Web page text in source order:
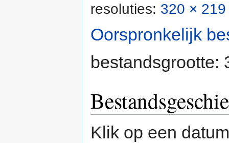
resoluties: 320 ×
Oorspronkelijk
bestandsgrootte:
Klik op een